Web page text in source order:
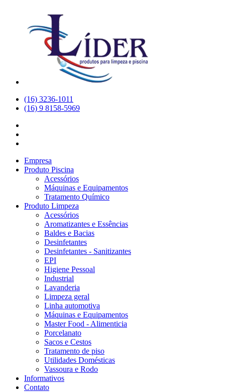
(16) 3236-1011
(16) 9 8158-5969
Empresa
Produto Piscina
Acessórios
Máquinas e Equipamentos
Tratamento Químico
Produto Limpeza
Acessórios
Aromatizantes e Essências
Baldes e Bacias
Desinfetantes
Desinfetantes - Sanitizantes
EPI
Higiene Pessoal
Industrial
Lavanderia
Limpeza geral
Linha automotiva
Máquinas e Equipamentos
Master Food - Alimenticia
Porcelanato
Sacos e Cestos
Tratamento de piso
Utilidades Domésticas
Vassoura e Rodo
Informativos
Contato